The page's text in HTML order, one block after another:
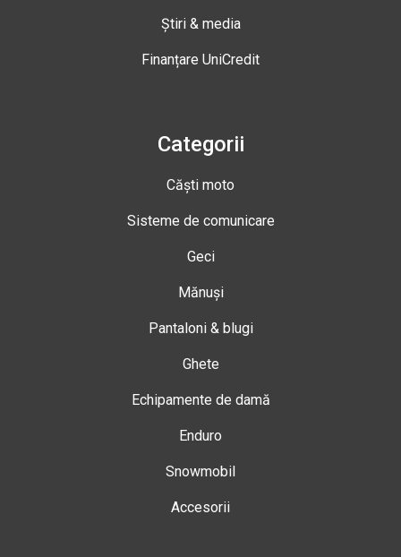
Știri & media
Finanțare UniCredit
Categorii
Căști moto
Sisteme de comunicare
Geci
Mănuși
Pantaloni & blugi
Ghete
Echipamente de damă
Enduro
Snowmobil
Accesorii